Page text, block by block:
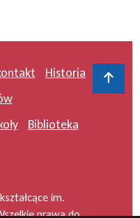
Historia
Biblioteka
im.
prawa do
Do